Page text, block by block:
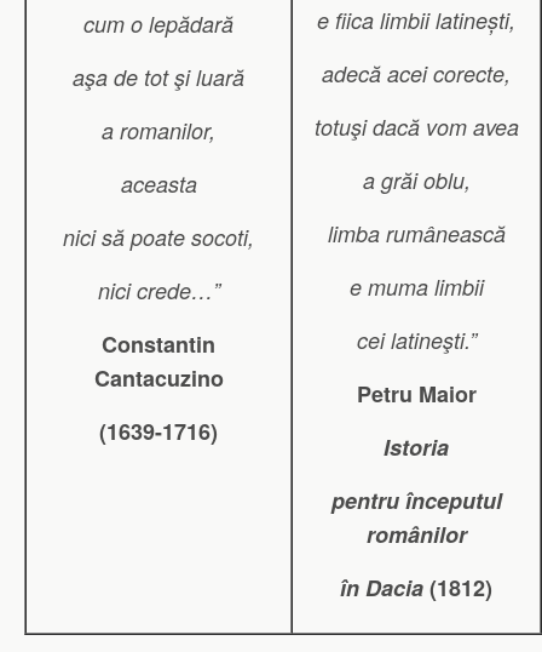
cum o lepădară
aşa de tot şi luară
a romanilor,
aceasta
nici să poate socoti,
nici crede…”
Constantin
Cantacuzino
(1639-1716)
e fiica limbii latinești,
adecă acei corecte,
totuşi dacă vom avea
a grăi oblu,
limba rumânească
e muma limbii
cei latineşti.”
Petru Maior
Istoria
pentru începutul
românilor
în Dacia(1812)